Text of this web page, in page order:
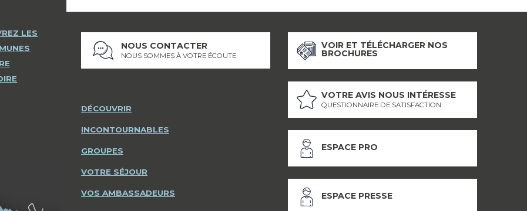
LES
NOUS CONTACTER
NOUS SOMMES À VOTRE ÉCOUTE
DÉCOUVRIR
INCONTOURNABLES
GROUPES
VOTRE SÉJOUR
VOS AMBASSADEURS
VOIR ET TÉLÉCHARGER NOS
BROCHURES
VOTRE AVIS NOUS INTÉRESSE
QUESTIONNAIRE DE SATISFACTION
ESPACE PRO
ESPACE PRESSE